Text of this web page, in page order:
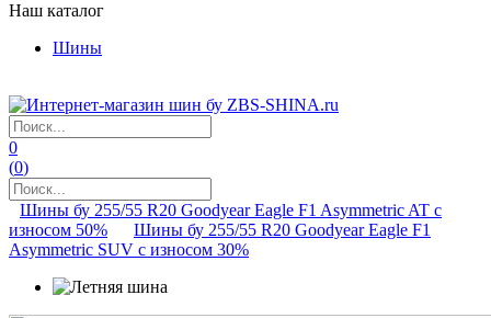
Наш каталог
Шины
0
(0)
Шины бу 255/55 R20 Goodyear Eagle F1 Asymmetric AT с
износом 50%
Шины бу 255/55 R20 Goodyear Eagle F1
Asymmetric SUV с износом 30%